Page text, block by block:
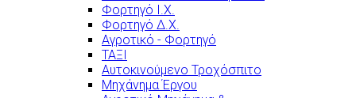
Φορτηγό Ι.Χ.
Φορτηγό Δ.Χ.
Αγροτικό - Φορτηγό
ΤΑΞΙ
Αυτοκινούμενο Τροχόσπιτο
Μηχάνημα Έργου